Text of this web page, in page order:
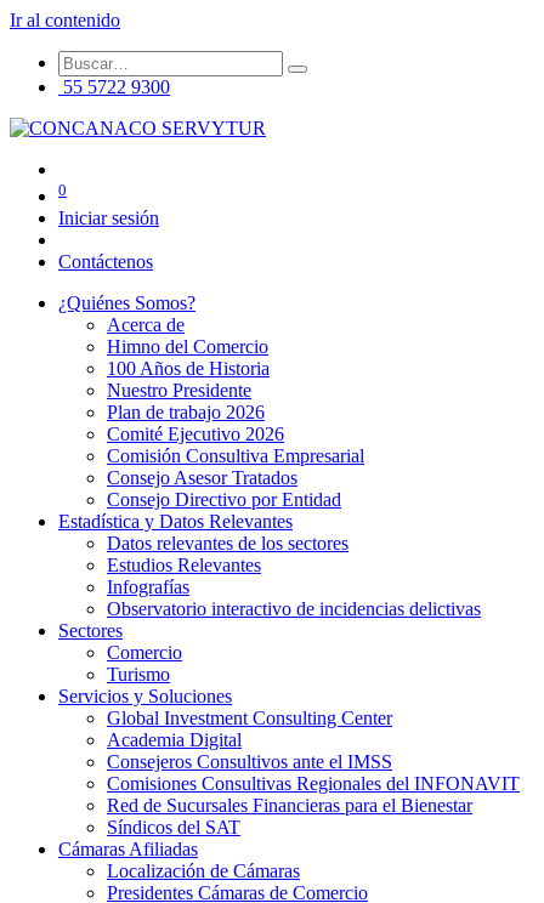
Ir al contenido
55 5722 9300
0
Iniciar sesión
Contáctenos
¿Quiénes Somos?
Acerca de
Himno del Comercio
100 Años de Historia
Nuestro Presidente
Plan de trabajo 2026
Comité Ejecutivo 2026
Comisión Consultiva Empresarial
Consejo Asesor Tratados
Consejo Directivo por Entidad
Estadística y Datos Relevantes
Datos relevantes de los sectores
Estudios Relevantes
Infografías
Observatorio interactivo de incidencias delictivas
Sectores
Comercio
Turismo
Servicios y Soluciones
Global Investment Consulting Center
Academia Digital
Consejeros Consultivos ante el IMSS
Comisiones Consultivas Regionales del INFONAVIT
Red de Sucursales Financieras para el Bienestar
Síndicos del SAT
Cámaras Afiliadas
Localización de Cámaras
Presidentes Cámaras de Comercio